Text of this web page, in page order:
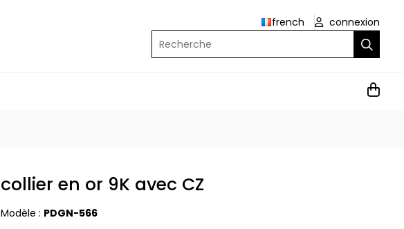
french
connexion
Recherche
collier en or 9K avec CZ
Modèle : PDGN-566